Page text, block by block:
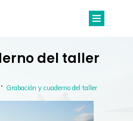
del taller
Grabación y cuaderno del taller